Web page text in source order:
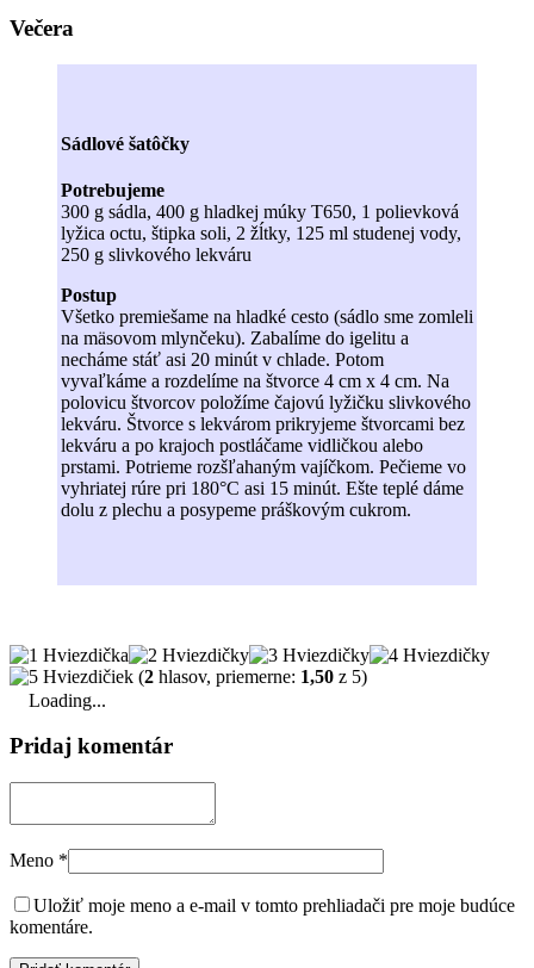
Večera
Sádlové šatôčky
Potrebujeme
300 g sádla, 400 g hladkej múky T650, 1 polievková
lyžica octu, štipka soli, 2 žĺtky, 125 ml studenej vody,
250 g slivkového lekváru
Postup
Všetko premiešame na hladké cesto (sádlo sme zomleli
na mäsovom mlynčeku). Zabalíme do igelitu a
necháme stáť asi 20 minút v chlade. Potom
vyvaľkáme a rozdelíme na štvorce 4 cm x 4 cm. Na
polovicu štvorcov položíme čajovú lyžičku slivkového
lekváru. Štvorce s lekvárom prikryjeme štvorcami bez
lekváru a po krajoch postláčame vidličkou alebo
prstami. Potrieme rozšľahaným vajíčkom. Pečieme vo
vyhriatej rúre pri 180°C asi 15 minút. Ešte teplé dáme
dolu z plechu a posypeme práškovým cukrom.
(2 hlasov, priemerne: 1,50 z 5)
Loading...
Pridaj komentár
Meno *
Uložiť moje meno a e-mail v tomto prehliadači pre moje budúce
komentáre.